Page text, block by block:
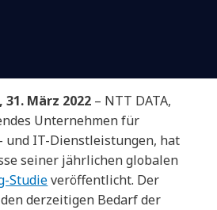
März 2022 – NTT DATA,
Unternehmen für
und IT-Dienstleistungen, hat
seiner jährlichen globalen
Studieveröffentlicht. Der
derzeitigen Bedarf der